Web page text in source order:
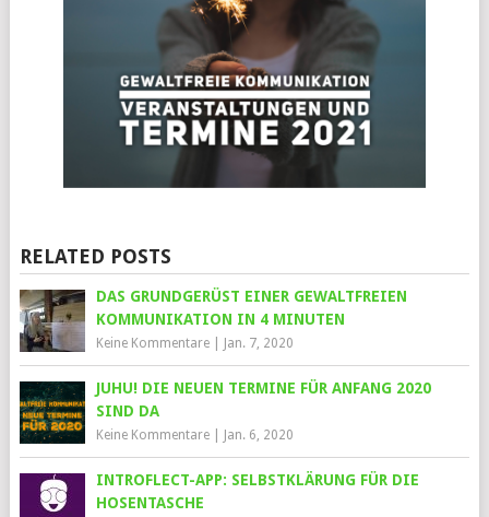
RELATED POSTS
DAS GRUNDGERÜST EINER GEWALTFREIEN
KOMMUNIKATION IN 4 MINUTEN
Keine Kommentare| Jan. 7, 2020
JUHU! DIE NEUEN TERMINE FÜR ANFANG 2020
SIND DA
Keine Kommentare| Jan. 6, 2020
INTROFLECT-APP: SELBSTKLÄRUNG FÜR DIE
HOSENTASCHE